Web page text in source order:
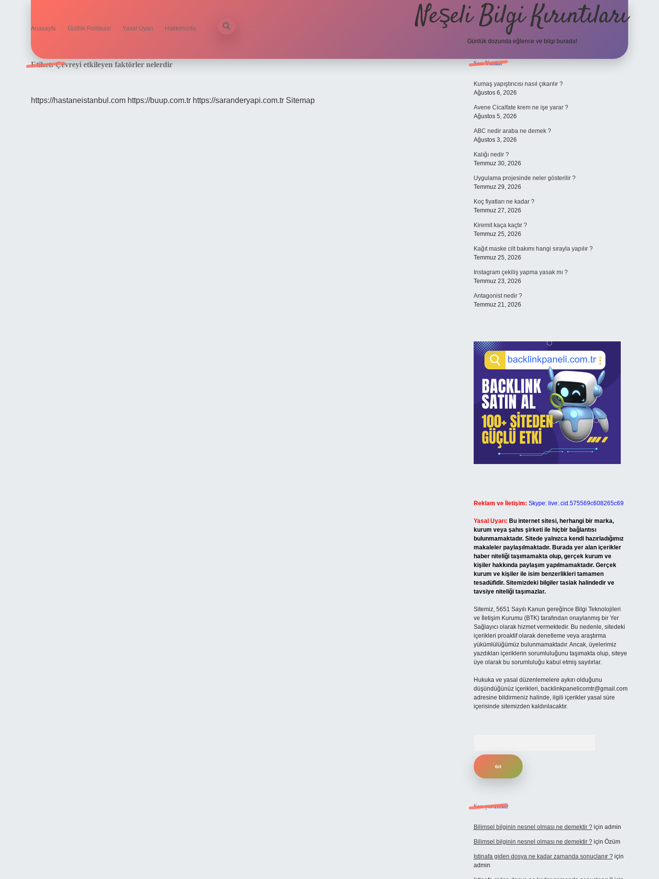
Anasayfa Gizlilik Politikası Yasal Uyarı Hakkımızda Neşeli Bilgi Kırıntıları
Günlük dozunda eğlence ve bilgi burada!
Etiket:Çevreyi etkileyen faktörler nelerdir
https://hastaneistanbul.com https://buup.com.tr https://saranderyapi.com.tr Sitemap
Sidebar
Son Yazılar
Kumaş yapıştırıcısı nasıl çıkarılır ?
Ağustos 6, 2026
Avene Cicalfate krem ne işe yarar ?
Ağustos 5, 2026
ABC nedir araba ne demek ?
Ağustos 3, 2026
Kalığı nedir ?
Temmuz 30, 2026
Uygulama projesinde neler gösterilir ?
Temmuz 29, 2026
Koç fiyatları ne kadar ?
Temmuz 27, 2026
Kiremit kaça kaçtır ?
Temmuz 25, 2026
Kağıt maske cilt bakımı hangi sırayla yapılır ?
Temmuz 25, 2026
Instagram çekiliş yapma yasak mı ?
Temmuz 23, 2026
Antagonist nedir ?
Temmuz 21, 2026
Reklam ve İletişim: Skype: live:.cid.575569c608265c69
Yasal Uyarı: Bu internet sitesi, herhangi bir marka,
kurum veya şahıs şirketi ile hiçbir bağlantısı
bulunmamaktadır. Sitede yalnızca kendi hazırladığımız
makaleler paylaşılmaktadır. Burada yer alan içerikler
haber niteliği taşımamakta olup, gerçek kurum ve
kişiler hakkında paylaşım yapılmamaktadır. Gerçek
kurum ve kişiler ile isim benzerlikleri tamamen
tesadüfidir. Sitemizdeki bilgiler taslak halindedir ve
tavsiye niteliği taşımazlar.
Sitemiz, 5651 Sayılı Kanun gereğince Bilgi Teknolojileri
ve İletişim Kurumu (BTK) tarafından onaylanmış bir Yer
Sağlayıcı olarak hizmet vermektedir. Bu nedenle, sitedeki
içerikleri proaktif olarak denetleme veya araştırma
yükümlülüğümüz bulunmamaktadır. Ancak, üyelerimiz
yazdıkları içeriklerin sorumluluğunu taşımakta olup, siteye
üye olarak bu sorumluluğu kabul etmiş sayılırlar.
Hukuka ve yasal düzenlemelere aykırı olduğunu
düşündüğünüz içerikleri, backlinkpanelicomtr@gmail.com
adresine bildirmeniz halinde, ilgili içerikler yasal süre
içerisinde sitemizden kaldırılacaktır.
Son yorumlar
Bilimsel bilginin nesnel olması ne demektir ?için admin
Bilimsel bilginin nesnel olması ne demektir ?için Özüm
Istinafa giden dosya ne kadar zamanda sonuçlanır ?için
admin